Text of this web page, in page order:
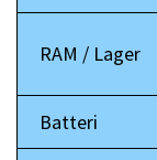
RAM / Lager
Batteri